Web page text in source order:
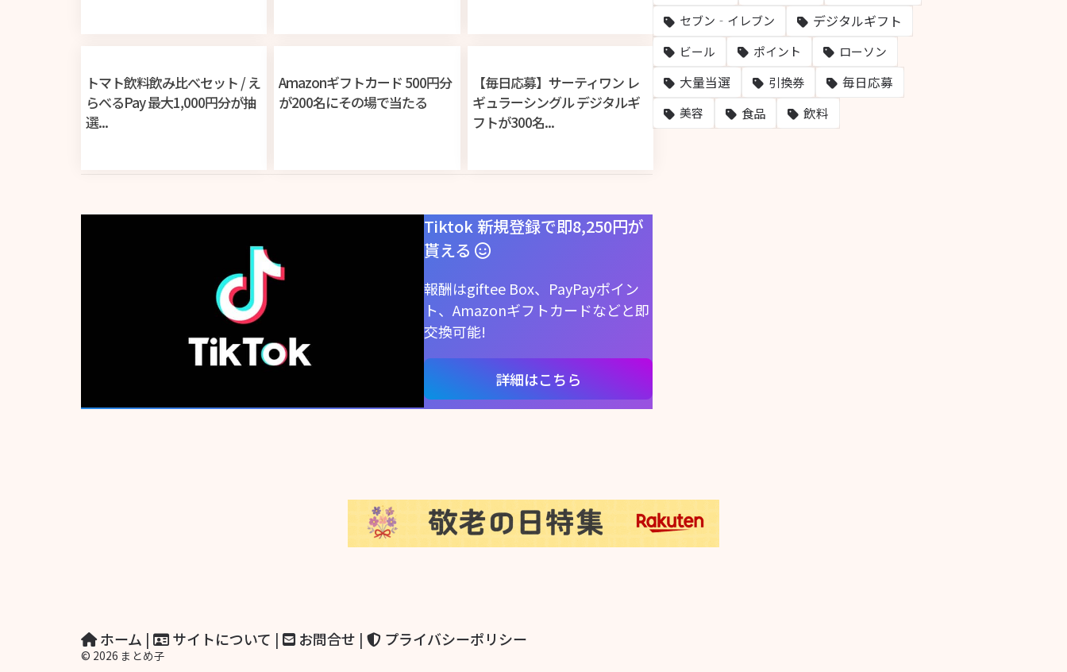
トマト飲料飲み比べセット / え
らべるPay 最大1,000円分が抽
選...
Amazonギフトカード 500円分
が200名にその場で当たる
【毎日応募】サーティワン レ
ギュラーシングル デジタルギ
フトが300名...
Tiktok 新規登録で即8,250円が
貰える
報酬はgiftee Box、PayPayポイン
ト、Amazonギフトカードなどと即
交換可能!
詳細はこちら
セブン‐イレブン デジタルギフト
ビール ポイント ローソン
大量当選 引換券 毎日応募
美容 食品 飲料
ホーム | サイトについて | お問合せ | プライバシーポリシー
© 2026 まとめ子